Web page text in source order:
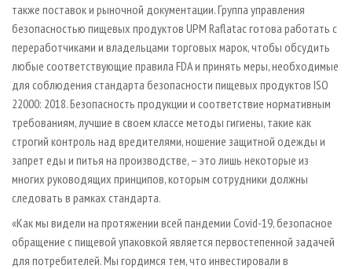
также поставок и рыночной документации. Группа управления
безопасностью пищевых продуктов UPM Raflatac готова работать с
переработчиками и владельцами торговых марок, чтобы обсудить
любые соответствующие правила FDA и принять меры, необходимые
для соблюдения стандарта безопасности пищевых продуктов ISO
22000: 2018. Безопасность продукции и соответствие нормативным
требованиям, лучшие в своем классе методы гигиены, такие как
строгий контроль над вредителями, ношение защитной одежды и
запрет еды и питья на производстве, – это лишь некоторые из
многих руководящих принципов, которым сотрудники должны
следовать в рамках стандарта.
«Как мы видели на протяжении всей пандемии Covid-19, безопасное
обращение с пищевой упаковкой является первостепенной задачей
для потребителей. Мы гордимся тем, что инвестировали в